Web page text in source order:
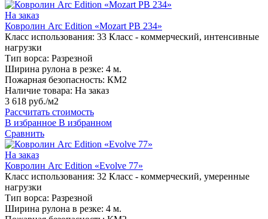
На заказ
Ковролин Arc Edition «Mozart PB 234»
Класс использования: 33 Класс - коммерческий, интенсивные
нагрузки
Тип ворса: Разрезной
Ширина рулона в резке: 4 м.
Пожарная безопасность: КМ2
Наличие товара: На заказ
3 618 руб./м2
Рассчитать стоимость
В избранное В избранном
Сравнить
На заказ
Ковролин Arc Edition «Evolve 77»
Класс использования: 32 Класс - коммерческий, умеренные
нагрузки
Тип ворса: Разрезной
Ширина рулона в резке: 4 м.